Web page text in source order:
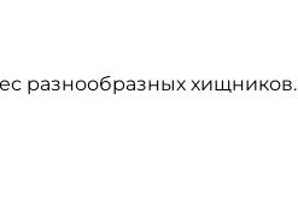
разнообразных хищников.